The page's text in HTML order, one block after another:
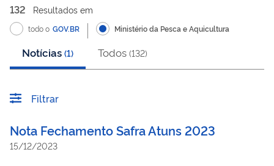
132 Resultados em
todo o GOV.BR Ministério da Pesca e Aquicultura
Notícias (1) Todos (132)
Filtrar
Nota Fechamento Safra Atuns 2023
15/12/2023